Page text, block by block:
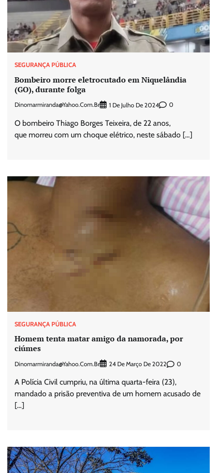
SEGURANÇA PÚBLICA
Bombeiro morre eletrocutado em Niquelândia
(GO), durante folga
Dinomarmiranda@yahoo.com.br 1 De Julho De 2024 0
O bombeiro Thiago Borges Teixeira, de 22 anos,
que morreu com um choque elétrico, neste sábado […]
SEGURANÇA PÚBLICA
Homem tenta matar amigo da namorada, por
ciúmes
Dinomarmiranda@yahoo.com.br 24 De Março De 2022 0
A Polícia Civil cumpriu, na última quarta-feira (23),
mandado a prisão preventiva de um homem acusado de
[…]